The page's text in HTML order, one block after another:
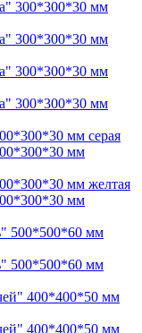
300*300*30 мм
300*300*30 мм
300*300*30 мм
300*300*30 мм
мм серая
мм
мм желтая
мм
500*500*60 мм
500*500*60 мм
400*400*50 мм
400*400*50 мм